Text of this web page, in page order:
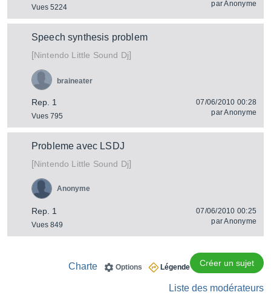
Vues 5224
parAnonyme
Speech synthesis problem
[Nintendo Little Sound Dj]
Rep. 1
Vues 795
braineater
07/06/2010 00:28
parAnonyme
Probleme avec LSDJ
[Nintendo Little Sound Dj]
Rep. 1
Vues 849
Anonyme
07/06/2010 00:25
parAnonyme
Créer un sujet
Légende
Options
Charte
Liste des modérateurs